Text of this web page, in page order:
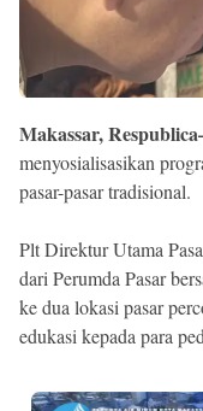
Makassar,
menyosialisasikan
pasar-pasar tradisional.
Plt Direktur Utama
dari Perumda Pasar
ke dua lokasi pasar
edukasi kepada para